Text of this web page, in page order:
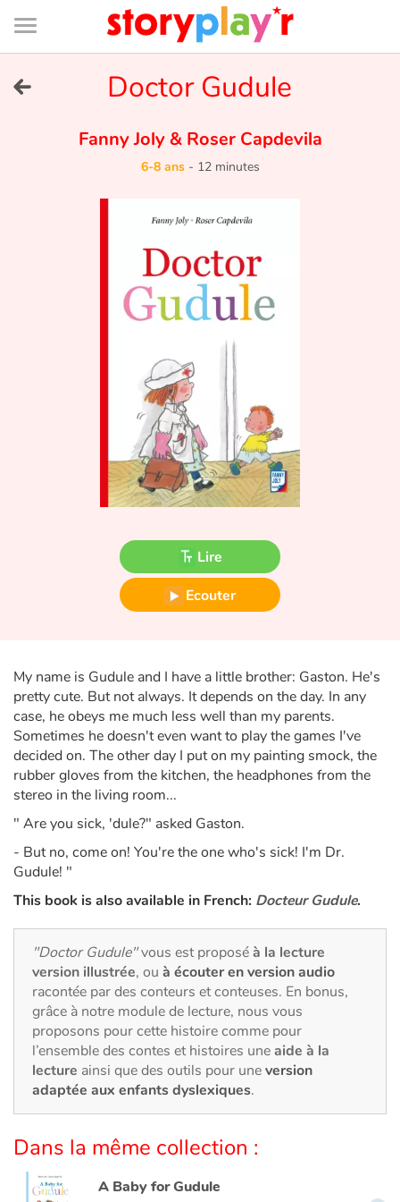
Connexion
Bibliothèque
de
page
Tester gratuitement
Contes d'ici et d'ailleurs
Fable, mythe, littérature et poésie
Princesses et princes, rois, reines et dragons
Ogres, monstres et sorcières
Écologie, nature, saisons
Voyage, épopée, enquête, aventure
Autour du monde
Apprentissage
Art, espace, activité
Documentaires
En famille
À l'école
Fêtes et évènements
Amour et amitié
Sujets de société
Émotions et sentiments
Doctor Gudule
Fanny Joly&Roser Capdevila
6-8 ans- 12 minutes
Lire
Ecouter
My name is Gudule and I have a little brother: Gaston. He's
pretty cute. But not always. It depends on the day. In any
case, he obeys me much less well than my parents.
Sometimes he doesn't even want to play the games I've
decided on. The other day I put on my painting smock, the
rubber gloves from the kitchen, the headphones from the
stereo in the living room...
" Are you sick, 'dule?" asked Gaston.
- But no, come on! You're the one who's sick! I'm Dr.
Gudule! "
This book is also available in French: Docteur Gudule.
"Doctor Gudule"vous est proposéà la lecture
version illustrée, ou à écouter en version audio
racontée par des conteurs et conteuses. En bonus,
grâce à notre module de lecture, nous vous
proposons pour cette histoire comme pour
l’ensemble des contes et histoires uneaide à la
lecture ainsi que des outils pour uneversion
adaptée aux enfants dyslexiques.
Dans la même collection :
A Baby for Gudule